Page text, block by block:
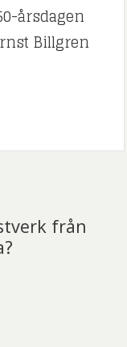
årsdagen
Billgren
från